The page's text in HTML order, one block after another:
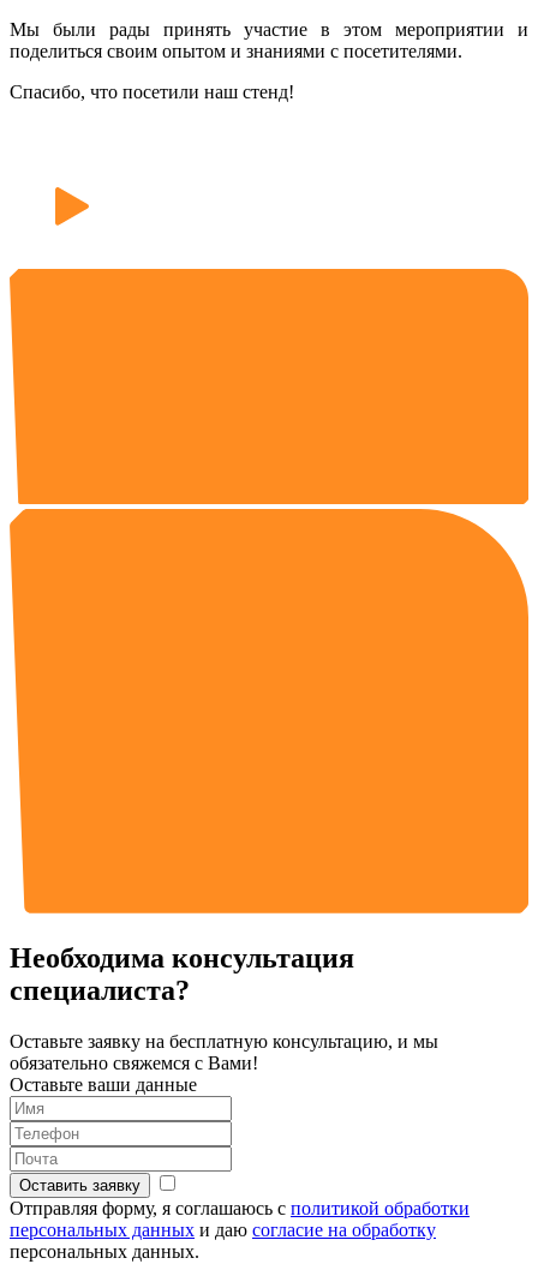
Мы были рады принять участие в этом мероприятии и
поделиться своим опытом и знаниями с посетителями.
Спасибо, что посетили наш стенд!
Необходима консультация
специалиста?
Оставьте заявку на бесплатную консультацию, и мы
обязательно свяжемся с Вами!
Оставьте ваши данные
Оставить заявку
Отправляя форму, я соглашаюсь с политикой обработки
персональных данных и даю согласие на обработку
персональных данных.